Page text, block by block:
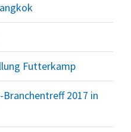
Futterkamp
2017 in